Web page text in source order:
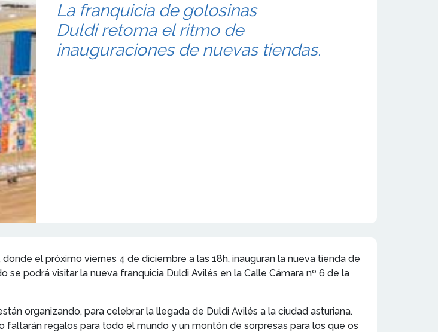
La franquicia de golosinas
Duldi retoma el ritmo de
inauguraciones de nuevas tiendas.
el próximo viernes 4 de diciembre a las 18h, inauguran la nueva tienda de
podrá visitar la nueva franquicia Duldi Avilés en la Calle Cámara nº 6 de la
organizando, para celebrar la llegada de Duldi Avilés a la ciudad asturiana.
regalos para todo el mundo y un montón de sorpresas para los que os